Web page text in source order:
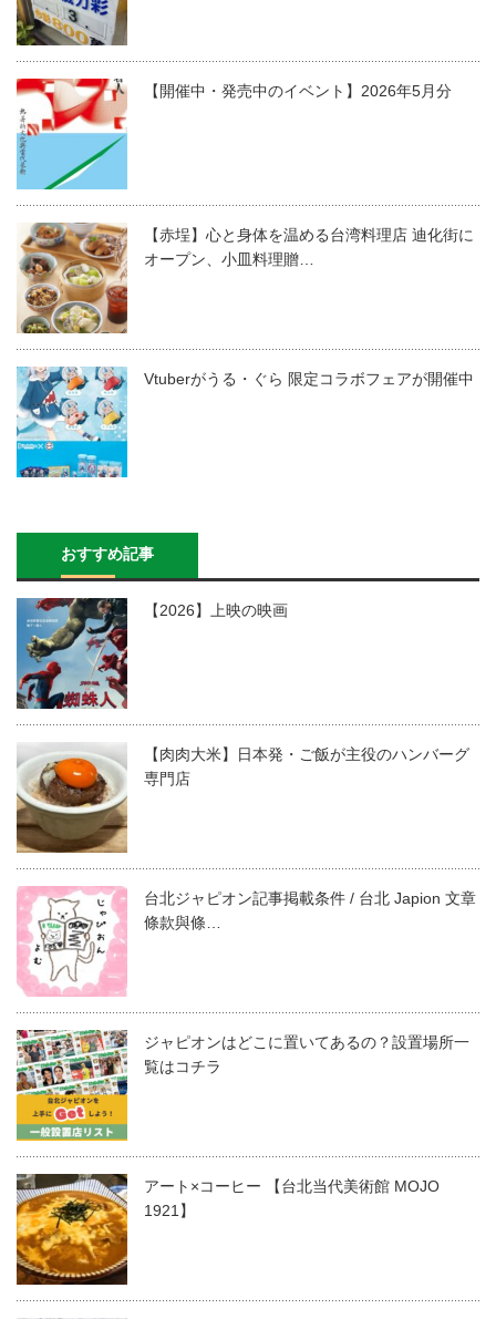
【開催中・発売中のイベント】2026年5月分
【赤埕】心と身体を温める台湾料理店 迪化街に
オープン、小皿料理贈…
Vtuberがうる・ぐら 限定コラボフェアが開催中
おすすめ記事
【2026】上映の映画
【肉肉大米】日本発・ご飯が主役のハンバーグ
専門店
台北ジャピオン記事掲載条件 / 台北 Japion 文章
條款與條…
ジャピオンはどこに置いてあるの？設置場所一
覧はコチラ
アート×コーヒー 【台北当代美術館 MOJO
1921】